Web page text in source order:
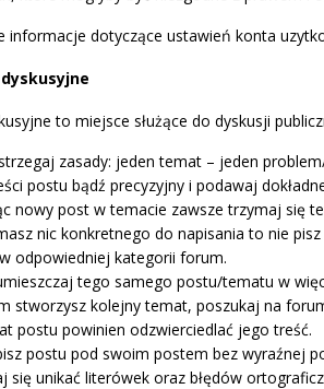
informacje dotyczące ustawień konta
to miejsce służące do dyskusji
zasady: jeden temat – jeden
postu bądź precyzyjny i podawaj
nowy post w temacie zawsze trzymaj się
nic konkretnego do napisania to nie pisz
odpowiedniej kategorii forum.
tego samego postu/tematu w
stworzysz kolejny temat, poszukaj na
postu powinien odzwierciedlać jego treść.
postu pod swoim postem bez wyraźnej
się unikać literówek oraz błędów